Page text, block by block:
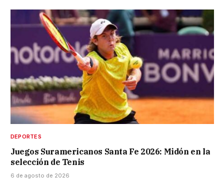
DEPORTES
Juegos Suramericanos Santa Fe 2026: Midón en la
selección de Tenis
6 de agosto de 2026